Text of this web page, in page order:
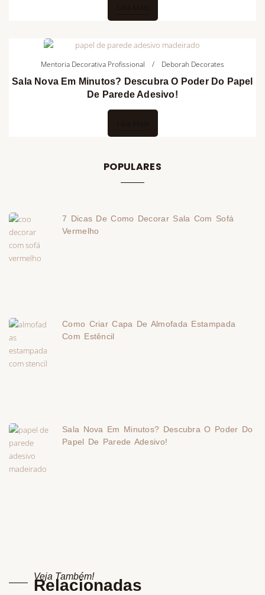
Mentoria Decorativa Profissional Deborah Decorates
Sala Nova Em Minutos? Descubra O Poder Do Papel
De Parede Adesivo!
POPULARES
7 Dicas De Como Decorar Sala Com Sofá
Vermelho
Como Criar Capa De Almofada Estampada
Com Estêncil
Sala Nova Em Minutos? Descubra O Poder Do
Papel De Parede Adesivo!
Veja Também!
Relacionadas